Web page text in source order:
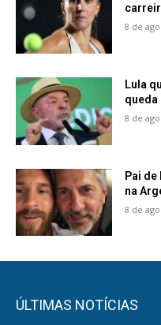
8 de
Lula
queda
8 de
Pai de
na
8 de
ÚLTIMAS NOTÍCIAS